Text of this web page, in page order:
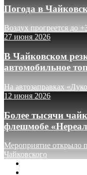
Погода в
Воздух прогреется до
27 июня 2026
В Чайковском
автомобильное
На автозаправках
12 июня 2026
Более тысячи
флешмобе
Мероприятие открыло
Чайковского